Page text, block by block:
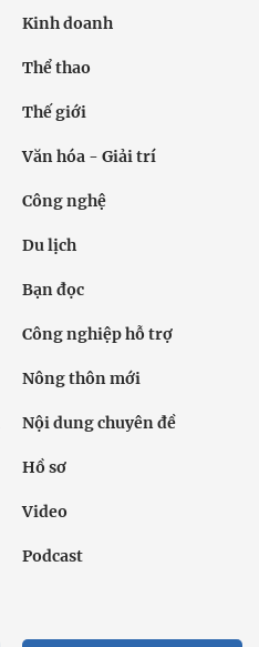
Kinh doanh
Thể thao
Thế giới
Văn hóa - Giải trí
Công nghệ
Du lịch
Bạn đọc
Công nghiệp hỗ trợ
Nông thôn mới
Nội dung chuyên đề
Hồ sơ
Video
Podcast